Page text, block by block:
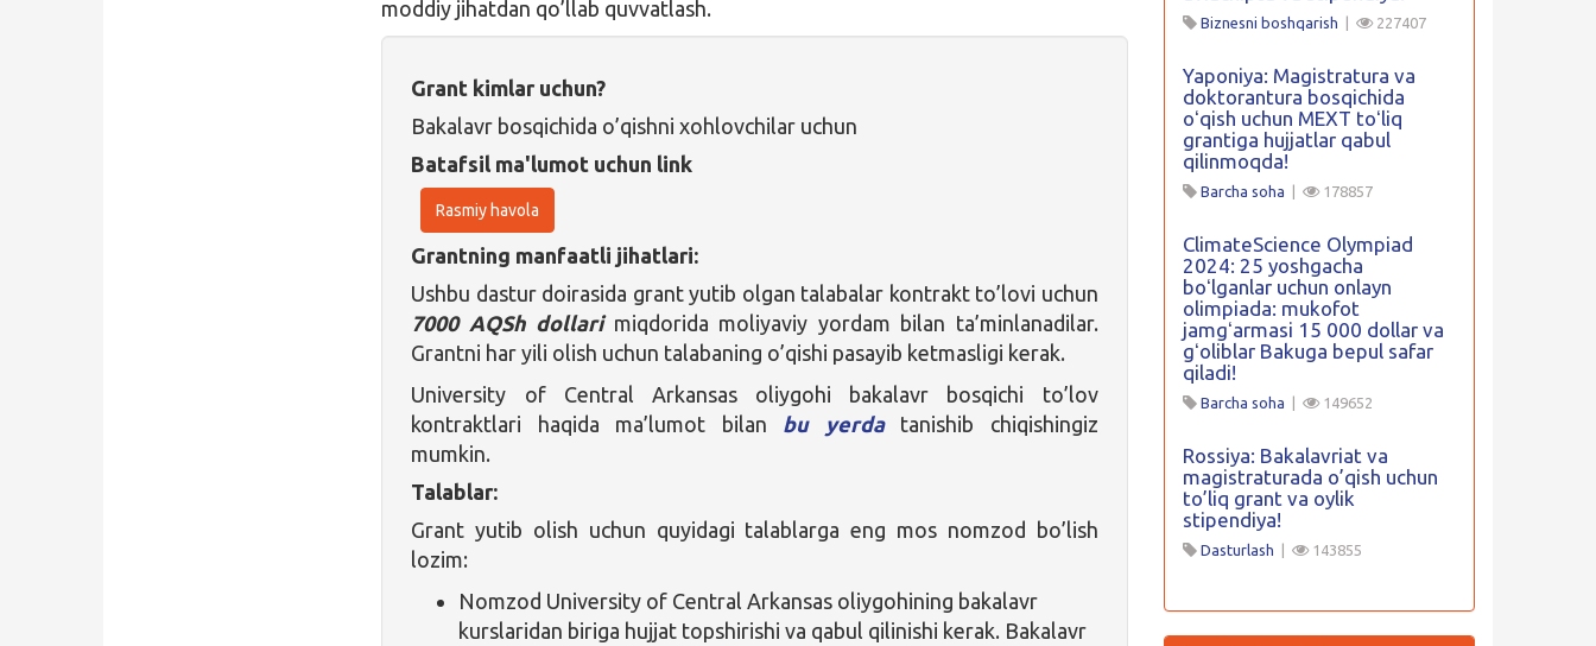
moddiy jihatdan qo’llab quvvatlash.
Grant kimlar uchun?
Bakalavr bosqichida o’qishni xohlovchilar uchun
Batafsil ma'lumot uchun link
Rasmiy havola
Grantning manfaatli jihatlari:
Ushbu dastur doirasida grant yutib olgan talabalar kontrakt to’lovi uchun
7000 AQSh dollarimiqdorida moliyaviy yordam bilan ta’minlanadilar.
Grantni har yili olish uchun talabaning o’qishi pasayib ketmasligi kerak.
University of Central Arkansas
oliygohi bakalavr bosqichi to’lov
kontraktlari haqida ma’lumot bilan bu yerdatanishib chiqishingiz
mumkin.
Talablar:
Grant yutib olish uchun quyidagi talablarga eng mos nomzod bo’lish
lozim:
Nomzod University of Central Arkansas oliygohining bakalavr
kurslaridan biriga hujjat topshirishi va qabul qilinishi kerak. Bakalavr
Biznesni boshqarish 227407
Yaponiya: Magistratura va
doktorantura bosqichida
oʻqish uchun MEXT toʻliq
grantiga hujjatlar qabul
qilinmoqda!
Barcha soha 178857
ClimateScience Olympiad
2024: 25 yoshgacha
boʻlganlar uchun onlayn
olimpiada: mukofot
jamgʻarmasi 15 000 dollar va
gʻoliblar Bakuga bepul safar
qiladi!
Barcha soha 149652
Rossiya: Bakalavriat va
magistraturada o’qish uchun
to’liq grant va oylik
stipendiya!
Dasturlash 143855